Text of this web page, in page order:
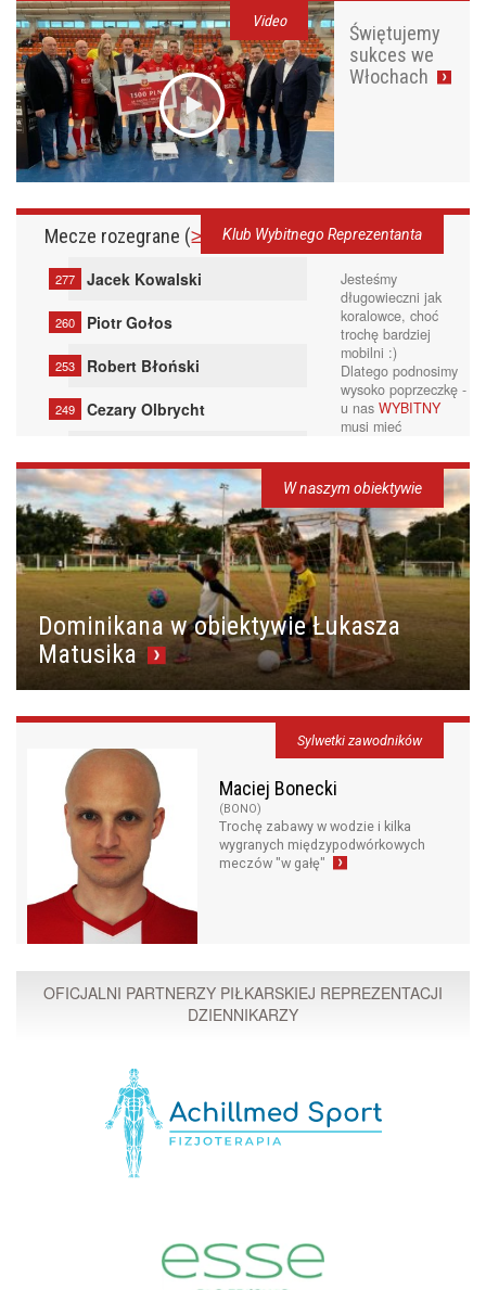
Video
Świętujemy
sukces we
Włochach
Mecze rozegrane (≥100<100)
277 Jacek Kowalski
260 Piotr Gołos
253 Robert Błoński
249 Cezary Olbrycht
210 Michał Kocięba
94 Krzysztof Marciniak
Filip Surma
84 Piotr Kwiatkowski
Piotr Przybysz
78 Grzegorz Jędrzejewski
Maciej Bonecki
Jesteśmy
długowieczni jak
koralowce, choć
trochę bardziej
mobilni :)
Dlatego podnosimy
wysoko poprzeczkę -
u nas WYBITNY
musi mieć
meczówna koncie.
Więcej statystyk
Klub Wybitnego Reprezentanta
Dominikana w obiektywie Łukasza
Matusika
W naszym obiektywie
Maciej Bonecki
(BONO)
Trochę zabawy w wodzie i kilka
wygranych międzypodwórkowych
meczów "w gałę"
Sylwetki zawodników
OFICJALNI PARTNERZY PIŁKARSKIEJ REPREZENTACJI
DZIENNIKARZY